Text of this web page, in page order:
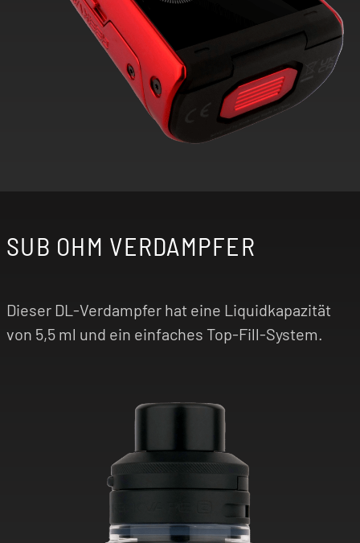
SUB OHM VERDAMPFER
Dieser DL-Verdampfer hat eine Liquidkapazität
von 5,5 ml und ein einfaches Top-Fill-System.